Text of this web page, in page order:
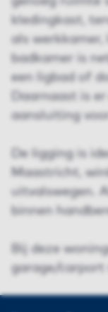
kledingkast,
als
badkamer is
een ligbad of
Daarnaast is
aansluiting
De ligging is
Maastricht,
uitvalswegen.
binnen
Bij deze
garage/carport